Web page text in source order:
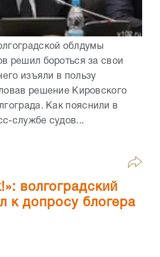
облдумы
решил бороться за свои
изъяли в пользу
решение Кировского
Как пояснили в
службе судов...
волгоградский
к допросу блогера